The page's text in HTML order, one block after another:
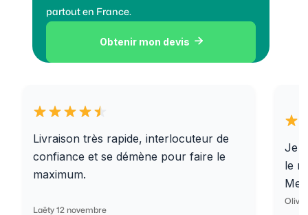
partout en France.
Obtenir mon devis 
Livraison très rapide, interlocuteur de
confiance et se démène pour faire le
maximum.
Laëty 12 novembre
Je
le